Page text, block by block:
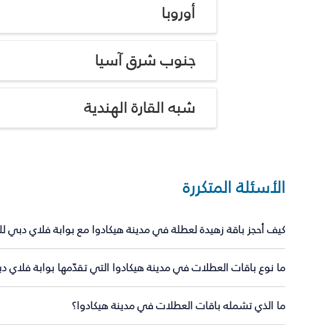
أوروبا
جنوب شرق آسيا
شبه القارة الهندية
الأسئلة المتكررة
كيف أحجز باقة زهيدة لعطلة في مدينة هيكادوا مع بوابة فلاي دبي
ما نوع باقات العطلات في مدينة هيكادوا التي تقدّمها بوابة فلاي
ما الذي تشمله باقات العطلات في مدينة هيكادوا؟